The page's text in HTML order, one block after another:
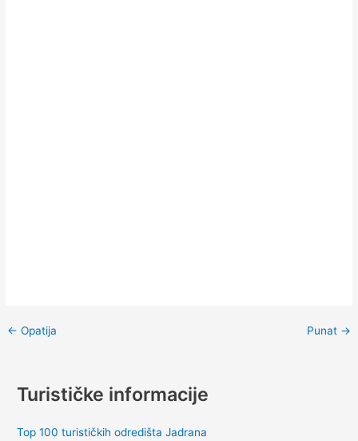
← Opatija Punat →
Turističke informacije
Top 100 turističkih odredišta Jadrana